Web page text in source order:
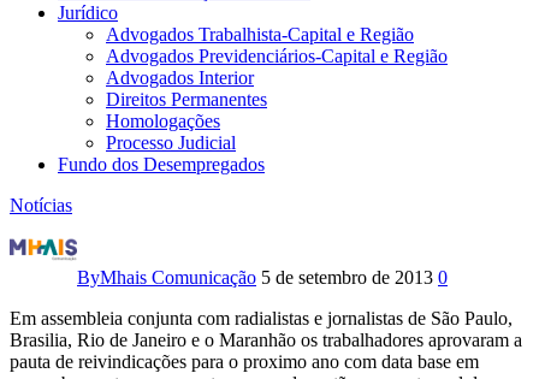
Jurídico
Advogados Trabalhista-Capital e Região
Advogados Previdenciários-Capital e Região
Advogados Interior
Direitos Permanentes
Homologações
Processo Judicial
Fundo dos Desempregados
Notícias
Trabalhadores
EBC
ByMhais Comunicação 5 de setembro de 2013 0
Em assembleia conjunta com radialistas e jornalistas de São Paulo,
Brasilia, Rio de Janeiro e o Maranhão os trabalhadores aprovaram a
pauta de reivindicações para o proximo ano com data base em